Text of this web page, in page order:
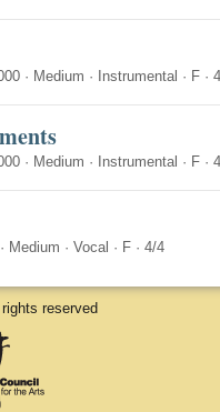
· Medium · Instrumental · F ·
· Medium · Instrumental · F ·
· Medium · Vocal · F · 4/4
reserved